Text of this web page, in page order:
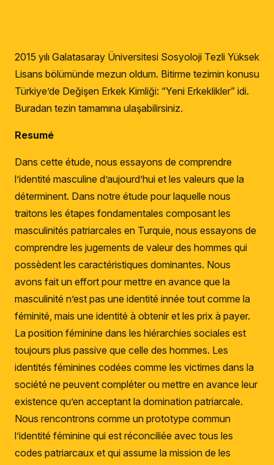
2015 yılı Galatasaray Üniversitesi Sosyoloji Tezli Yüksek
Lisans bölümünde mezun oldum. Bitirme tezimin konusu
Türkiye’de Değişen Erkek Kimliği: “Yeni Erkeklikler” idi.
Buradan tezin tamamına ulaşabilirsiniz.
Resumé
Dans cette étude, nous essayons de comprendre
l’identité masculine d’aujourd’hui et les valeurs que la
déterminent. Dans notre étude pour laquelle nous
traitons les étapes fondamentales composant les
masculinités patriarcales en Turquie, nous essayons de
comprendre les jugements de valeur des hommes qui
possèdent les caractéristiques dominantes. Nous
avons fait un effort pour mettre en avance que la
masculinité n’est pas une identité innée tout comme la
féminité, mais une identité à obtenir et les prix à payer.
La position féminine dans les hiérarchies sociales est
toujours plus passive que celle des hommes. Les
identités féminines codées comme les victimes dans la
société ne peuvent compléter ou mettre en avance leur
existence qu’en acceptant la domination patriarcale.
Nous rencontrons comme un prototype commun
l’identité féminine qui est réconciliée avec tous les
codes patriarcaux et qui assume la mission de les